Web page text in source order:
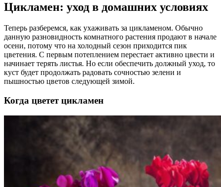
Цикламен: уход в домашних условиях
Теперь разберемся, как ухаживать за цикламеном. Обычно
данную разновидность комнатного растения продают в начале
осени, потому что на холодный сезон приходится пик
цветения. С первым потеплением перестает активно цвести и
начинает терять листья. Но если обеспечить должный уход, то
куст будет продолжать радовать сочностью зелени и
пышностью цветов следующей зимой.
Когда цветет цикламен